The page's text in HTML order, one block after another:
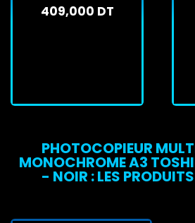
409,000 DT
PHOTOCOPIEUR
MONOCHROME A3
- NOIR : LES